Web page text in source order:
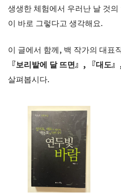
생생한 체험에서 우러난 날 것
이 바로 그렇다고 생각해요.
이 글에서 함께, 백 작가의 대표
『보리밭에 달 뜨면』, 『대도』
살펴봅시다.